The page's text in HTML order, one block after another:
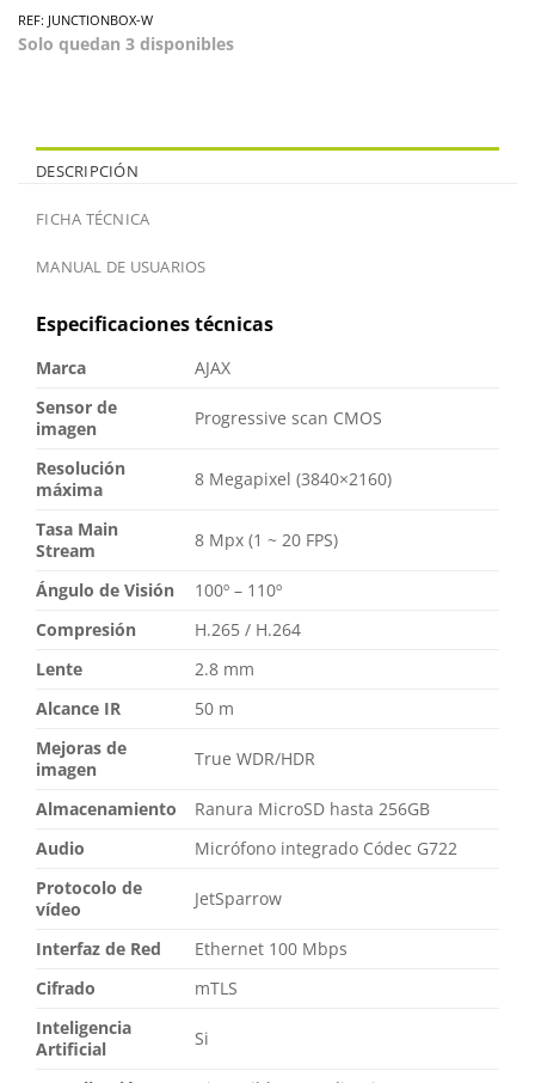
REF: JUNCTIONBOX-W
Solo quedan 3 disponibles
DESCRIPCIÓN
FICHA TÉCNICA
MANUAL DE USUARIOS
Especificaciones técnicas
Marca
AJAX
Sensor de
imagen
Progressive scan CMOS
Resolución
máxima
8 Megapixel (3840×2160)
Tasa Main
Stream
8 Mpx (1 ~ 20 FPS)
Ángulo de Visión
100º – 110º
Compresión
H.265 / H.264
Lente
2.8 mm
Alcance IR
50 m
Mejoras de
imagen
True WDR/HDR
Almacenamiento
Ranura MicroSD hasta 256GB
Audio
Micrófono integrado Códec G722
Protocolo de
vídeo
JetSparrow
Interfaz de Red
Ethernet 100 Mbps
Cifrado
mTLS
Inteligencia
Artificial
Si